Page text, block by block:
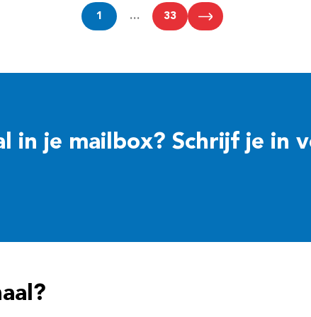
1 … 33
in je mailbox? Schrijf je in